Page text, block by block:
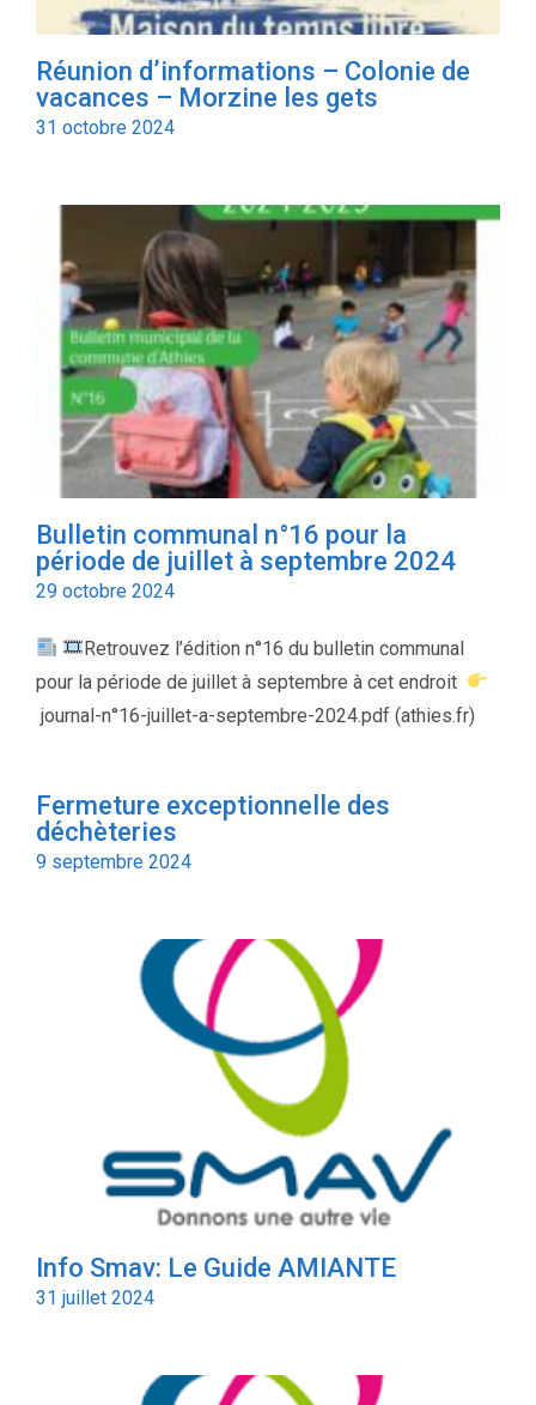
Réunion d’informations – Colonie de
vacances – Morzine les gets
31 octobre 2024
Bulletin communal n°16 pour la
période de juillet à septembre 2024
29 octobre 2024
Retrouvez l’édition n°16 du bulletin communal
pour la période de juillet à septembre à cet endroit
journal-n°16-juillet-a-septembre-2024.pdf (athies.fr)
Fermeture exceptionnelle des
déchèteries
9 septembre 2024
Info Smav: Le Guide AMIANTE
31 juillet 2024